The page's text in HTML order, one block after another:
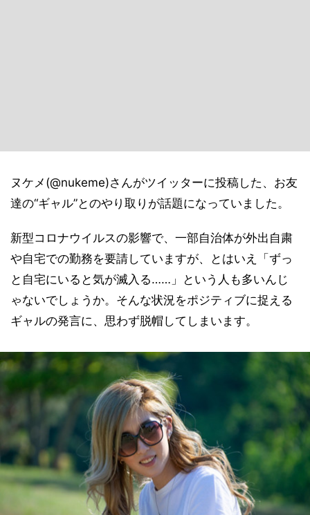
ヌケメ(@nukeme)さんがツイッターに投稿した、お友
達の“ギャル”とのやり取りが話題になっていました。
新型コロナウイルスの影響で、一部自治体が外出自粛
や自宅での勤務を要請していますが、とはいえ「ずっ
と自宅にいると気が滅入る……」という人も多いんじ
ゃないでしょうか。そんな状況をポジティブに捉える
ギャルの発言に、思わず脱帽してしまいます。